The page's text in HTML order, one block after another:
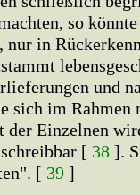
so
in
und
sich im Rahmen
der Einzelnen
[ 38 ].
[ 39 ]